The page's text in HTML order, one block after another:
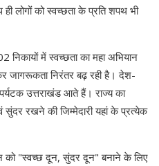
ही लोगों को स्वच्छता के प्रति शपथ भी
निकायों में स्वच्छता का महा अभियान
निरंतर बढ़ रही है। देश-
उत्तराखंड आते हैं। राज्य का
रखने की जिम्मेदारी यहां के प्रत्येक
को "स्वच्छ दून, सुंदर दून" बनाने के लिए